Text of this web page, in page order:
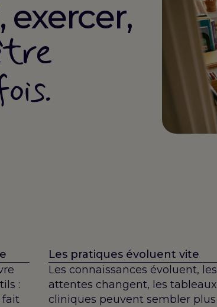
:
fait
Les pratiques évoluent vite
Les connaissances évoluent, les
attentes changent, les tableaux
cliniques peuvent sembler plus